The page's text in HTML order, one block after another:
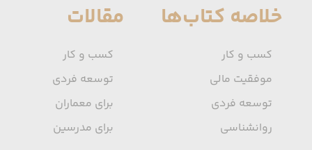
خلاصه کتاب‌ها
کسب و کار
موفقیت مالی
توسعه فردی
روانشناسی
مقالات
کسب و کار
توسعه فردی
برای معماران
برای مدرسین